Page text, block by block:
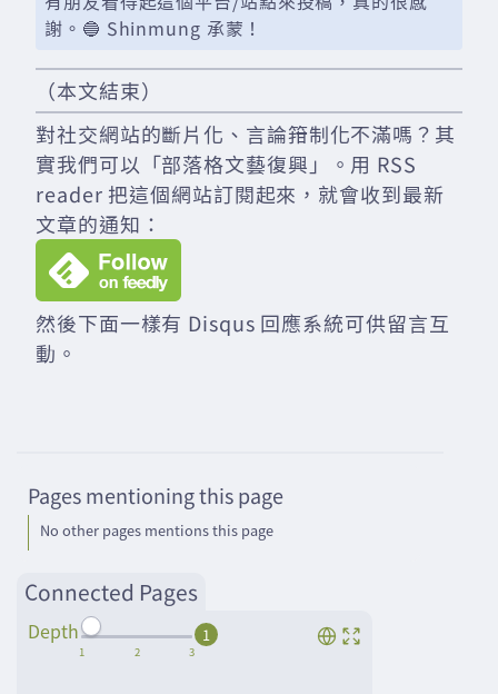
謝。🔵 Shinmung 承蒙！
（本文結束）
對社交網站的斷片化、言論箝制化不滿嗎？其
實我們可以「部落格文藝復興」。用 RSS
reader 把這個網站訂閱起來，就會收到最新
文章的通知：
然後下面一樣有 Disqus 回應系統可供留言互
動。
Connected Pages
Depth 1
Pages mentioning this page
No other pages mentions this page